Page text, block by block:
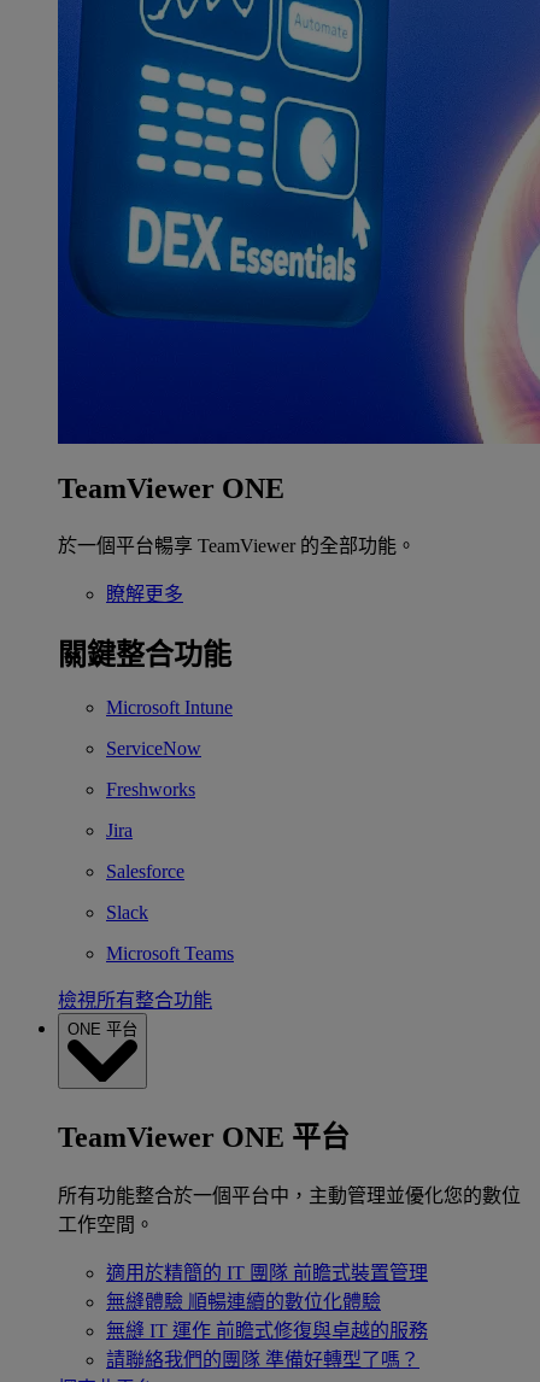
TeamViewer ONE
於一個平台暢享 TeamViewer 的全部功能。
瞭解更多
關鍵整合功能
Microsoft Intune
ServiceNow
Freshworks
Jira
Salesforce
Slack
Microsoft Teams
檢視所有整合功能
ONE 平台
TeamViewer ONE 平台
所有功能整合於一個平台中，主動管理並優化您的數位
工作空間。
適用於精簡的 IT 團隊 前瞻式裝置管理
無縫體驗 順暢連續的數位化體驗
無縫 IT 運作 前瞻式修復與卓越的服務
請聯絡我們的團隊 準備好轉型了嗎？